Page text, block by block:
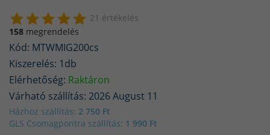
21 értékelés
158 megrendelés
Kód: MTWMIG200cs
Kiszerelés: 1db
Elérhetőség: Raktáron
Várható szállítás: 2026 August 11
Házhoz szállítás: 2 750 Ft
GLS Csomagpontra szállítás: 1 990 Ft